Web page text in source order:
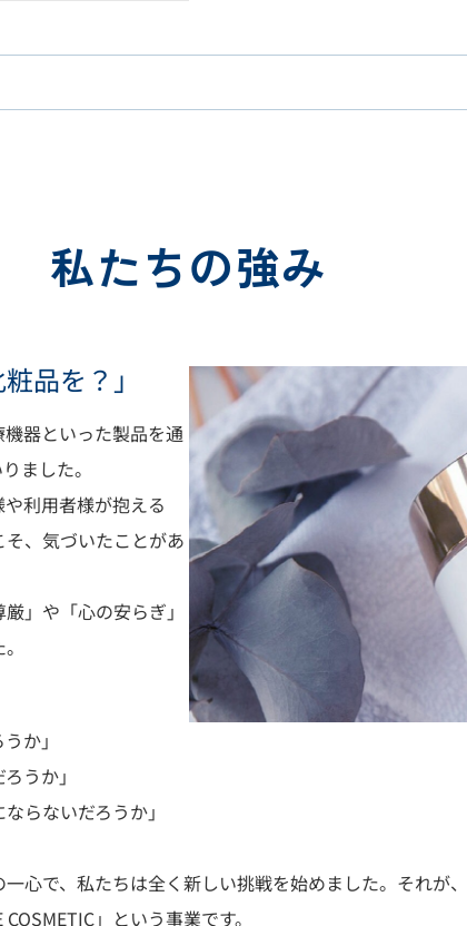
私たちの強み
品を？」
器といった製品を通
ました。
利用者様が抱える
、気づいたことがあ
」や「心の安らぎ」
か」
うか」
らないだろうか」
心で、私たちは全く新しい挑戦を始めました。それが
」という事業です。